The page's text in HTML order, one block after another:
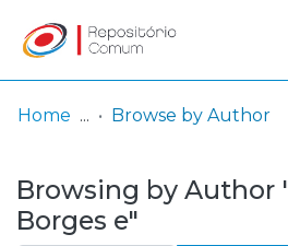
& Collections
Browse repository
Log
In
(current)
Home Browse by Author
Browsing by Author
Borges e"